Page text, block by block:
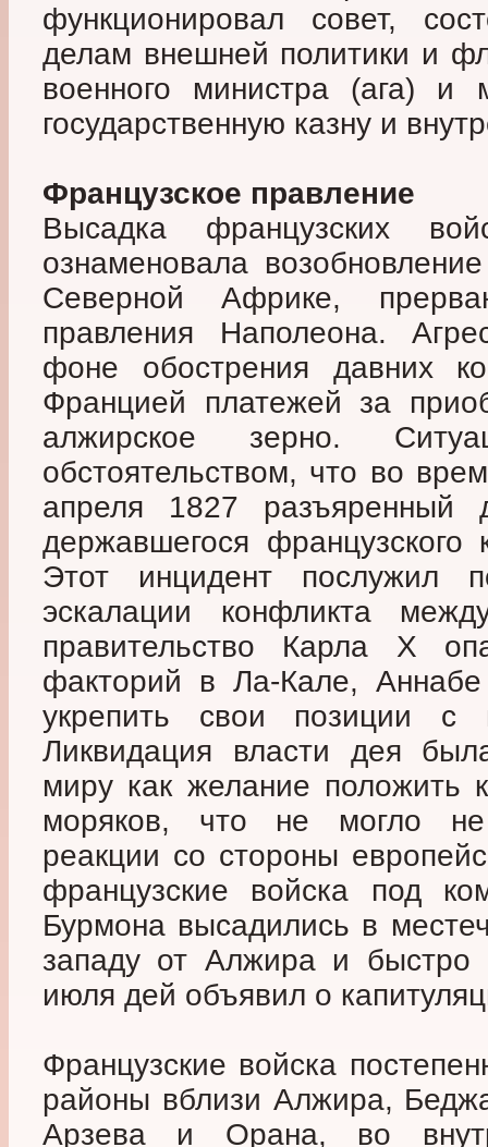
функционировал совет,
делам внешней политики и
военного министра (ага) и
государственную казну и
Французское правление
Высадка французских
ознаменовала
Северной Африке,
правления Наполеона.
фоне обострения давних
Францией платежей за
алжирское зерно.
обстоятельством, что во
апреля 1827 разъяренный
державшегося
Этот инцидент послужил
эскалации конфликта
правительство Карла X
факторий в Ла-Кале,
укрепить свои позиции
Ликвидация власти дея
миру как желание положить
моряков, что не могло не
реакции со стороны
французские войска под
Бурмона высадились в
западу от Алжира и
июля дей объявил о
Французские войска
районы вблизи Алжира,
Арзева и Орана, во